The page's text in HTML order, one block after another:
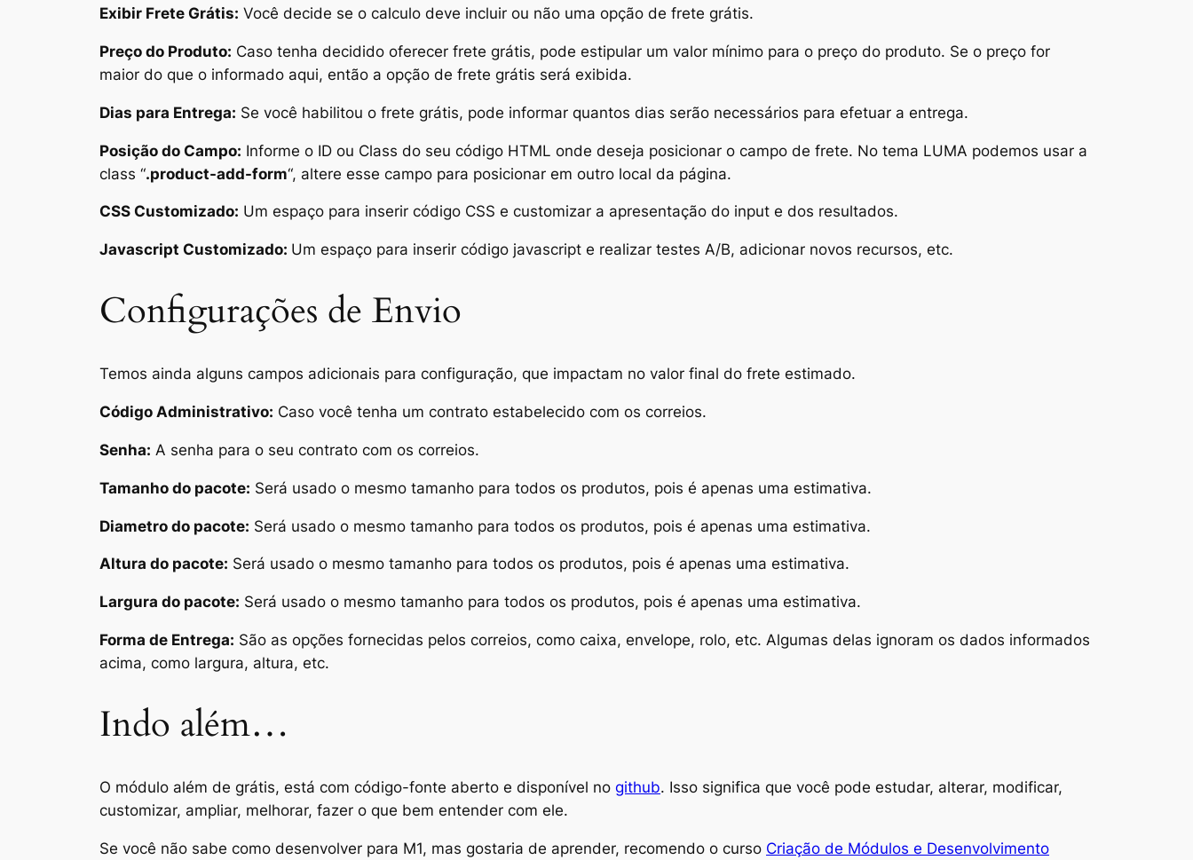
Exibir Frete Grátis: Você decide se o calculo deve incluir ou não uma opção de frete grátis.
Preço do Produto: Caso tenha decidido oferecer frete grátis, pode estipular um valor mínimo para o preço do produto. Se o preço for
maior do que o informado aqui, então a opção de frete grátis será exibida.
Dias para Entrega: Se você habilitou o frete grátis, pode informar quantos dias serão necessários para efetuar a entrega.
Posição do Campo: Informe o ID ou Class do seu código HTML onde deseja posicionar o campo de frete. No tema LUMA podemos usar a
class “.product-add-form“, altere esse campo para posicionar em outro local da página.
CSS Customizado: Um espaço para inserir código CSS e customizar a apresentação do input e dos resultados.
Javascript Customizado: Um espaço para inserir código javascript e realizar testes A/B, adicionar novos recursos, etc.
Configurações de Envio
Temos ainda alguns campos adicionais para configuração, que impactam no valor final do frete estimado.
Código Administrativo: Caso você tenha um contrato estabelecido com os correios.
Senha: A senha para o seu contrato com os correios.
Tamanho do pacote: Será usado o mesmo tamanho para todos os produtos, pois é apenas uma estimativa.
Diametro do pacote: Será usado o mesmo tamanho para todos os produtos, pois é apenas uma estimativa.
Altura do pacote: Será usado o mesmo tamanho para todos os produtos, pois é apenas uma estimativa.
Largura do pacote: Será usado o mesmo tamanho para todos os produtos, pois é apenas uma estimativa.
Forma de Entrega: São as opções fornecidas pelos correios, como caixa, envelope, rolo, etc. Algumas delas ignoram os dados informados
acima, como largura, altura, etc.
Indo além…
O módulo além de grátis, está com código-fonte aberto e disponível no github. Isso significa que você pode estudar, alterar, modificar,
customizar, ampliar, melhorar, fazer o que bem entender com ele.
Se você não sabe como desenvolver para M1, mas gostaria de aprender, recomendo o curso Criação de Módulos e Desenvolvimento